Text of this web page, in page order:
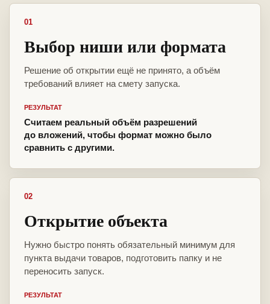
01
Выбор ниши или формата
Решение об открытии ещё не принято, а объём
требований влияет на смету запуска.
РЕЗУЛЬТАТ
Считаем реальный объём разрешений
до вложений, чтобы формат можно было
сравнить с другими.
02
Открытие объекта
Нужно быстро понять обязательный минимум для
пункта выдачи товаров, подготовить папку и не
переносить запуск.
РЕЗУЛЬТАТ